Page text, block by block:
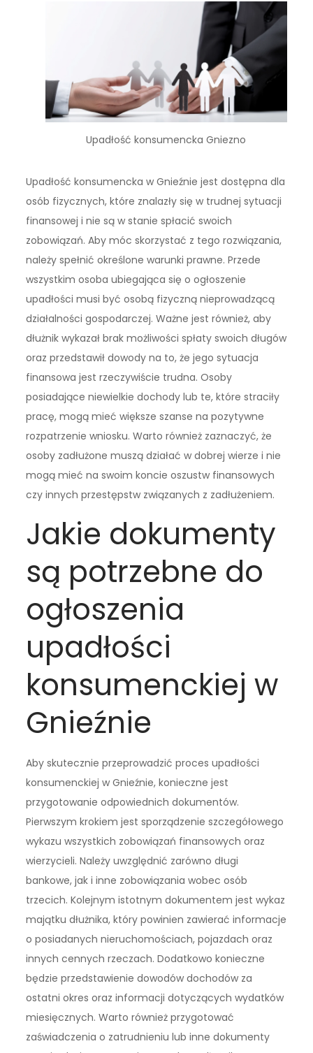
Upadłość konsumencka Gniezno
Upadłość konsumencka w Gnieźnie jest dostępna dla
osób fizycznych, które znalazły się w trudnej sytuacji
finansowej i nie są w stanie spłacić swoich
zobowiązań. Aby móc skorzystać z tego rozwiązania,
należy spełnić określone warunki prawne. Przede
wszystkim osoba ubiegająca się o ogłoszenie
upadłości musi być osobą fizyczną nieprowadzącą
działalności gospodarczej. Ważne jest również, aby
dłużnik wykazał brak możliwości spłaty swoich długów
oraz przedstawił dowody na to, że jego sytuacja
finansowa jest rzeczywiście trudna. Osoby
posiadające niewielkie dochody lub te, które straciły
pracę, mogą mieć większe szanse na pozytywne
rozpatrzenie wniosku. Warto również zaznaczyć, że
osoby zadłużone muszą działać w dobrej wierze i nie
mogą mieć na swoim koncie oszustw finansowych
czy innych przestępstw związanych z zadłużeniem.
Jakie dokumenty
są potrzebne do
ogłoszenia
upadłości
konsumenckiej w
Gnieźnie
Aby skutecznie przeprowadzić proces upadłości
konsumenckiej w Gnieźnie, konieczne jest
przygotowanie odpowiednich dokumentów.
Pierwszym krokiem jest sporządzenie szczegółowego
wykazu wszystkich zobowiązań finansowych oraz
wierzycieli. Należy uwzględnić zarówno długi
bankowe, jak i inne zobowiązania wobec osób
trzecich. Kolejnym istotnym dokumentem jest wykaz
majątku dłużnika, który powinien zawierać informacje
o posiadanych nieruchomościach, pojazdach oraz
innych cennych rzeczach. Dodatkowo konieczne
będzie przedstawienie dowodów dochodów za
ostatni okres oraz informacji dotyczących wydatków
miesięcznych. Warto również przygotować
zaświadczenia o zatrudnieniu lub inne dokumenty